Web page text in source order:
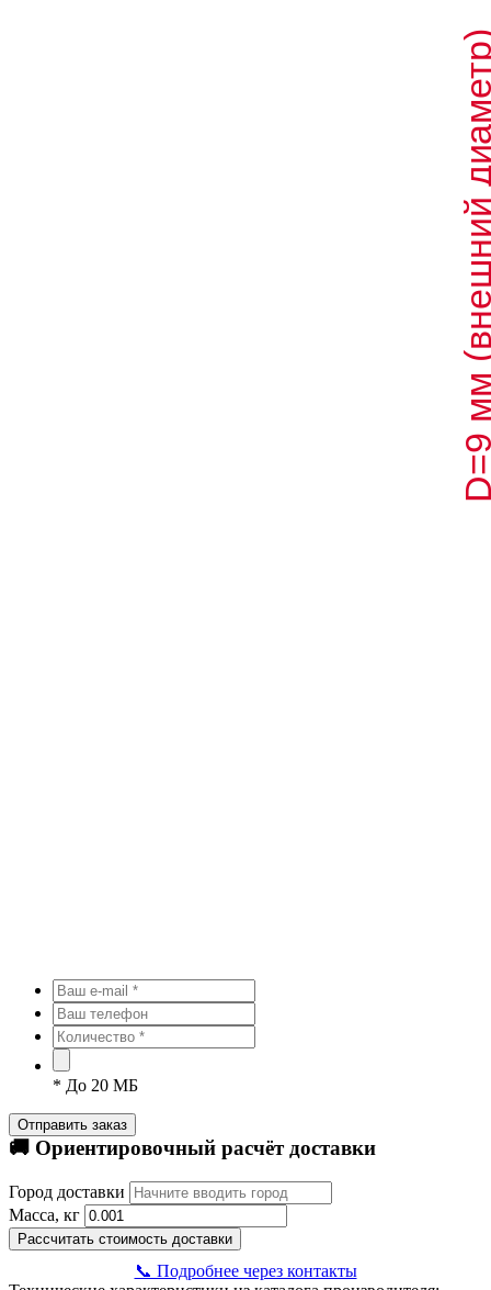
* До 20 МБ
Отправить заказ
🚚 Ориентировочный расчёт доставки
Город доставки
Масса, кг
Рассчитать стоимость доставки
📞 Подробнее через контакты